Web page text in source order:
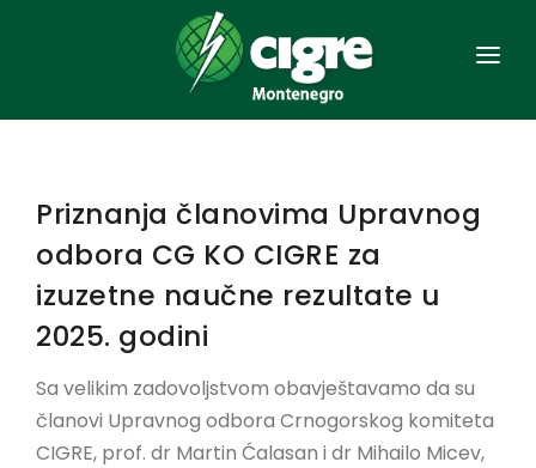
NASLOVNA
ORGANIZACIJA
ČLANSTVO
AKTA
SAVJETOVANJA
EES CRNE GORE
Priznanja članovima Upravnog
odbora CG KO CIGRE za
izuzetne naučne rezultate u
2025. godini
Sa velikim zadovoljstvom obavještavamo da su
članovi Upravnog odbora Crnogorskog komiteta
CIGRE, prof. dr Martin Ćalasan i dr Mihailo Micev,